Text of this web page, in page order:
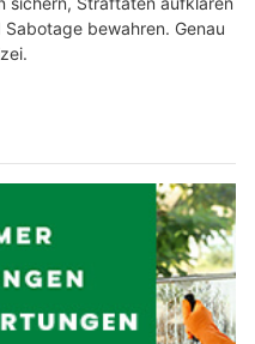
bewahren. Genau